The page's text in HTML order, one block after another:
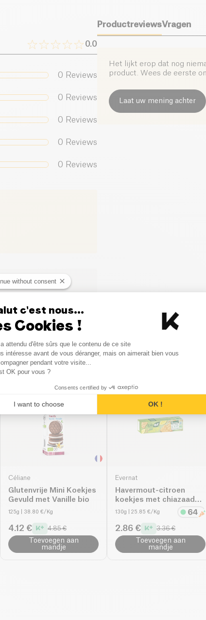
Zout (g)
0.0
0 Reviews
0 Reviews
0 Reviews
0 Reviews
0 Reviews
ProductreviewsVragen
Het lijkt erop dat nog
product. Wees de eerste
Laat uw mening achter
Vergelijkbare producten
Céliane
Glutenvrije Mini Koekjes
Gevuld met Vanille bio
125g | 38.80 €/Kg
4.12 € 4.85 €
Toevoegen aan
mandje
Evernat
Havermout-citroen
koekjes met chiazaad
bio
130g | 25.85 €/Kg
2.86 € 3.36 €
Toevoegen aan
mandje
without consent
c'est nous...
Cookies !
Management
attendu d'être sûrs que le contenu de ce site
intéresse avant de vous déranger, mais on aimerait bien vous
pendant votre visite...
OK pour vous ?
Consents certified by
I want to choose OK !
Axeptio consent